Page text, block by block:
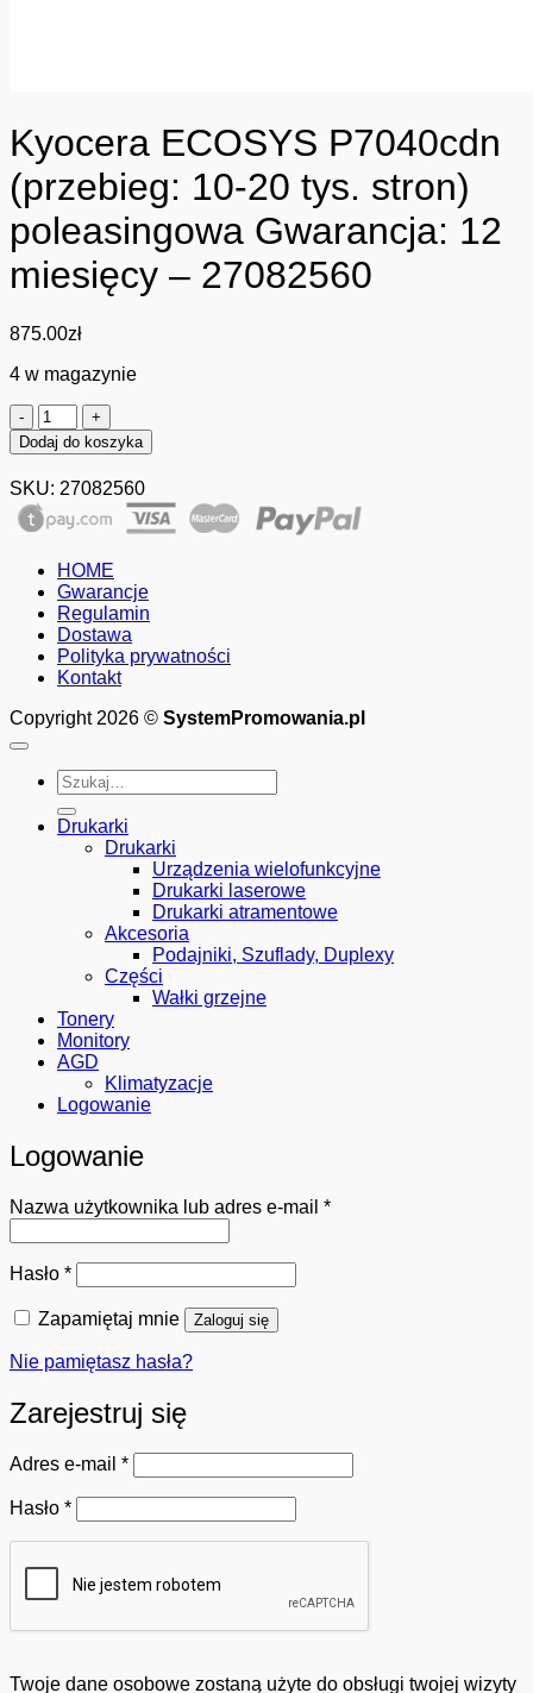
Kyocera ECOSYS P7040cdn
(przebieg: 10-20 tys. stron)
poleasingowa Gwarancja: 12
miesięcy – 27082560
875.00zł
4 w magazynie
ilość
Kyocera
ECOSYS
P7040cdn
(przebieg:
10-
tys.
stron)
poleasingowa
Gwarancja:
12
miesięcy
27082560
Dodaj do koszyka
SKU: 27082560
HOME
Gwarancje
Regulamin
Dostawa
Polityka prywatności
Kontakt
Copyright 2026 © SystemPromowania.pl
Szukaj:
Drukarki
Drukarki
Urządzenia wielofunkcyjne
Drukarki laserowe
Drukarki atramentowe
Akcesoria
Podajniki, Szuflady, Duplexy
Części
Wałki grzejne
Tonery
Monitory
AGD
Klimatyzacje
Logowanie
Logowanie
Nazwa użytkownika lub adres e-mail *Wymagane
Hasło *Wymagane
Zapamiętaj mnie Zaloguj się
Nie pamiętasz hasła?
Zarejestruj się
Adres e-mail *Wymagane
Hasło *Wymagane
Twoje dane osobowe zostaną użyte do obsługi twojej wizyty